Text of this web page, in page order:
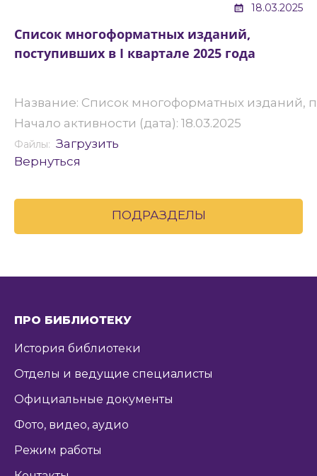
18.03.2025
Список многоформатных изданий,
поступивших в I квартале 2025 года
Название: Список многоформатных изданий,
Начало активности (дата): 18.03.2025
Файлы: Загрузить
Вернуться
ПОДРАЗДЕЛЫ
ПРО БИБЛИОТЕКУ
История библиотеки
Отделы и ведущие специалисты
Официальные документы
Фото, видео, аудио
Режим работы